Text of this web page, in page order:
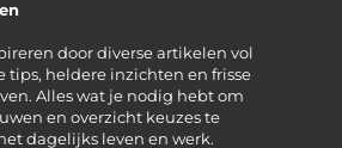
door diverse artikelen vol
tips, heldere inzichten en frisse
Alles wat je nodig hebt om
en overzicht keuzes te
dagelijks leven en werk.